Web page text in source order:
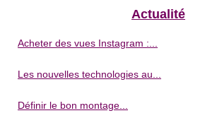
Actualité
Acheter des vues Instagram :...
Les nouvelles technologies au...
Définir le bon montage...